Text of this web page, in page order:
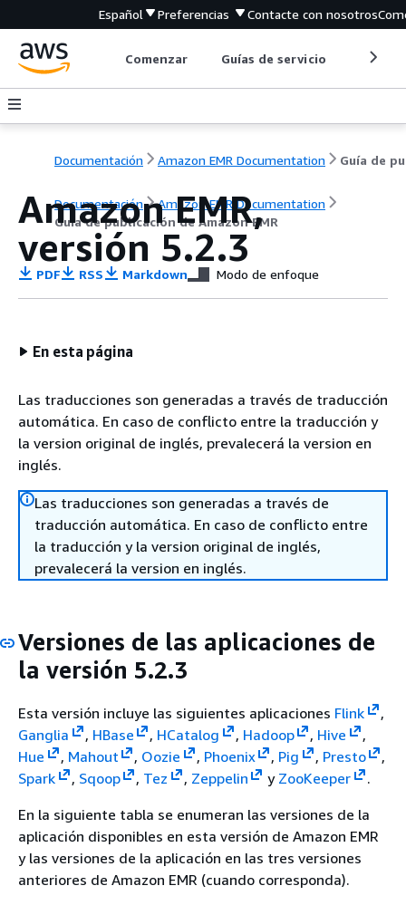
Español Preferencias Contacte con nosotros
Comenzar Guías de servicio
Documentación Amazon EMR Documentation
Documentación
Amazon EMR Documentation
Guía de publicación de Amazon EMR
Amazon EMR,
versión 5.2.3
PDF RSS Markdown Modo de enfoque
En esta página
Las traducciones son generadas a través de traducción
automática. En caso de conflicto entre la traducción y
la version original de inglés, prevalecerá la version en
inglés.
Las traducciones son generadas a través de
traducción automática. En caso de conflicto entre
la traducción y la version original de inglés,
prevalecerá la version en inglés.
Versiones de las aplicaciones de
la versión 5.2.3
Esta versión incluye las siguientes aplicaciones Flink
,
Ganglia
, HBase , HCatalog , Hadoop , Hive
,
Hue
, Mahout , Oozie , Phoenix , Pig , Presto
,
Spark
, Sqoop , Tez , Zeppelin y ZooKeeper
.
En la siguiente tabla se enumeran las versiones de la
aplicación disponibles en esta versión de Amazon EMR
y las versiones de la aplicación en las tres versiones
anteriores de Amazon EMR (cuando corresponda).